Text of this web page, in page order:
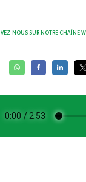
NOUS SUR NOTRE CHAÎNE